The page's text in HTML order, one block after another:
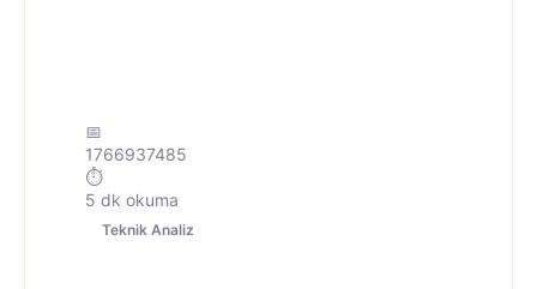
📅
1766937485
⏱️
5 dk okuma
Teknik Analiz